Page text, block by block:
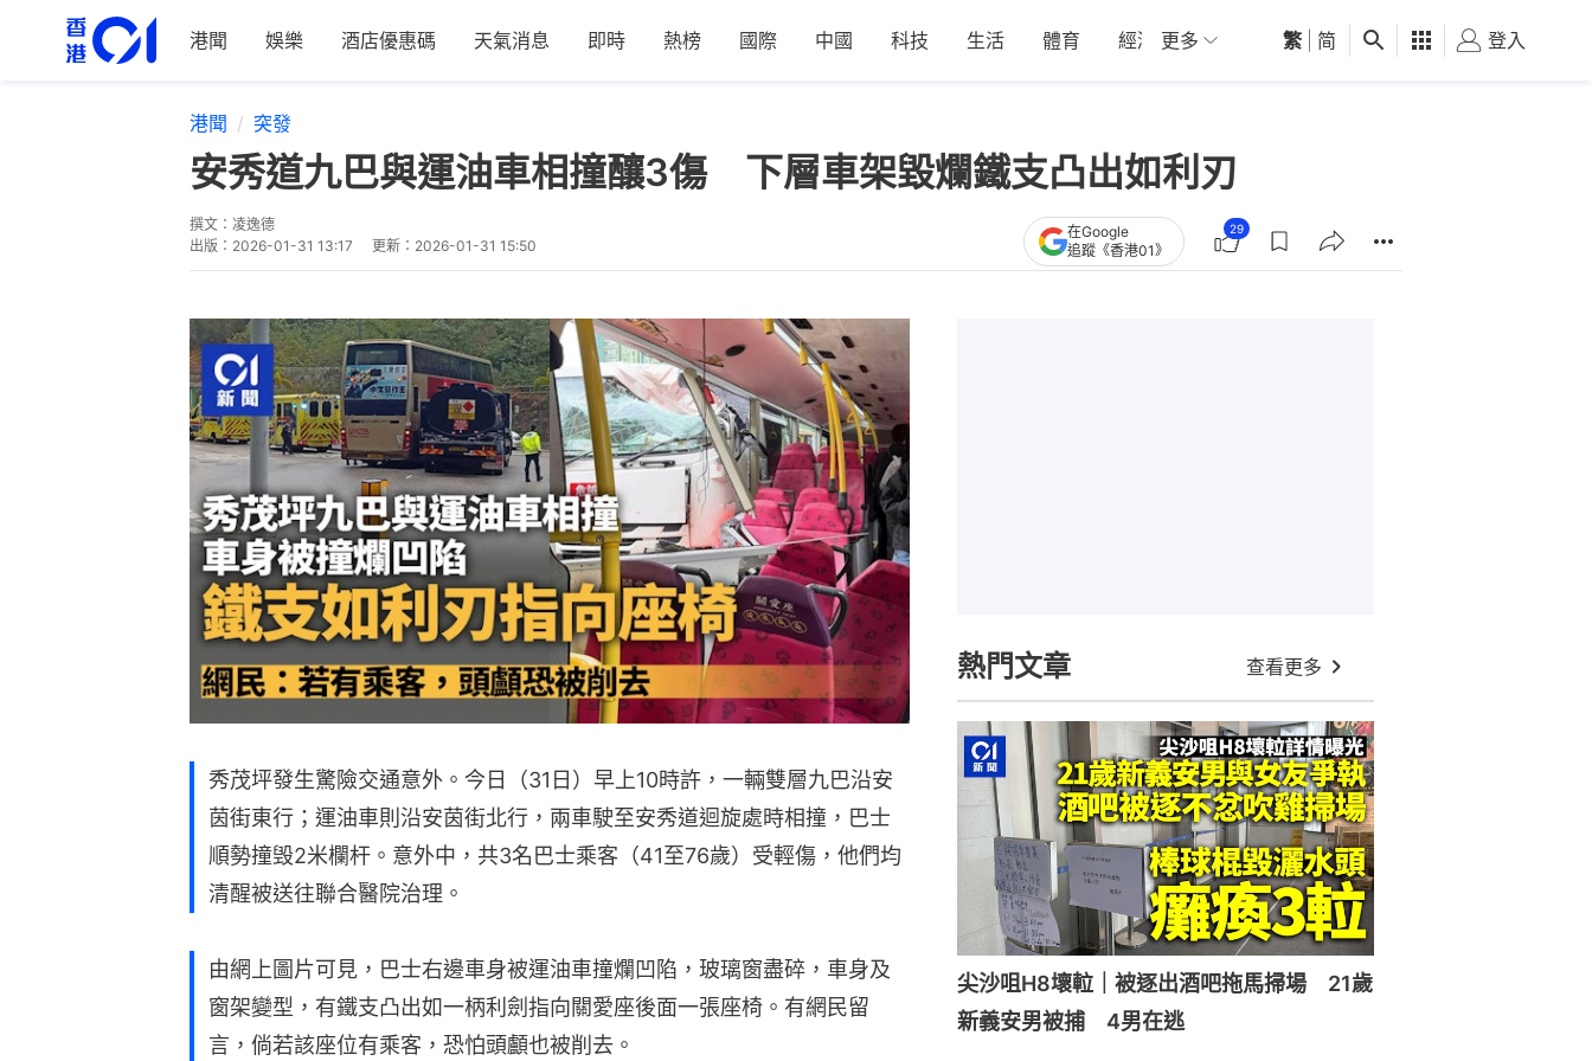
港聞 娛樂 酒店優惠碼 天氣消息 即時 熱榜 國際 中國 科技 生活 體育 經濟 01深圳 觀點 健康 好食玩飛
更多 繁 简 登入
港聞 突發
安秀道九巴與運油車相撞釀3傷 下層車架毀爛鐵支凸出如利刃
撰文： 凌逸德
出版： 2026-01-31 13:17 更新： 2026-01-31 15:50
在Google
追蹤《香港01》
29
秀茂坪發生驚險交通意外。今日（31日）早上10時許，一輛雙層九巴沿安
茵街東行；運油車則沿安茵街北行，兩車駛至安秀道迴旋處時相撞，巴士
順勢撞毁2米欄杆。意外中，共3名巴士乘客（41至76歲）受輕傷，他們均
清醒被送往聯合醫院治理。
由網上圖片可見，巴士右邊車身被運油車撞爛凹陷，玻璃窗盡碎，車身及
窗架變型，有鐵支凸出如一柄利劍指向關愛座後面一張座椅。有網民留
言，倘若該座位有乘客，恐怕頭顱也被削去。
熱門文章 查看更多
尖沙咀H8壞𨋢｜被逐出酒吧拖馬掃場 21歲
新義安男被捕 4男在逃